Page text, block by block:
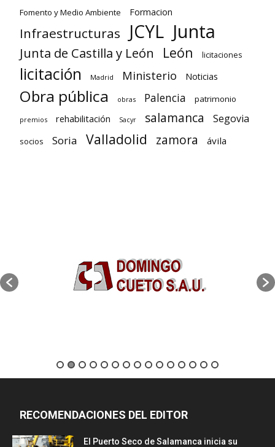
Fomento y Medio Ambiente Formacion
Infraestructuras JCYL Junta
Junta de Castilla y León León licitaciones
licitación Madrid Ministerio Noticias
Obra pública obras Palencia patrimonio
premios rehabilitación Sacyr salamanca Segovia
socios Soria Valladolid zamora ávila
RECOMENDACIONES DEL EDITOR
El Puerto Seco de Salamanca inicia su